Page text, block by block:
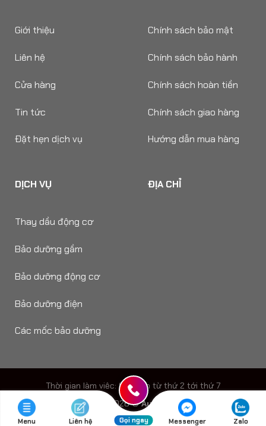
Giới thiệu
Liên hệ
Cửa hàng
Tin tức
Đặt hẹn dịch vụ
Chính sách bảo mật
Chính sách bảo hành
Chính sách hoàn tiền
Chính sách giao hàng
Hướng dẫn mua hàng
DỊCH VỤ
Thay dầu động cơ
Bảo dưỡng gầm
Bảo dưỡng động cơ
Bảo dưỡng điện
Các mốc bảo dưỡng
ĐỊA CHỈ
Thời gian làm viêc: 8h - 18h từ thứ 2 tới thứ 7
Copyright 2026 ©Auto Speedy
Menu Liên hệ Gọi ngay Messenger Zalo